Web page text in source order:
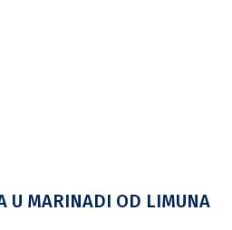
U MARINADI OD LIMUNA